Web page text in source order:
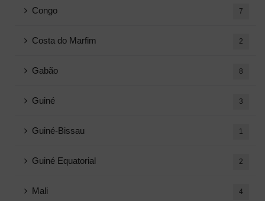
Congo 7
Costa do Marfim 2
Gabão 8
Guiné 3
Guiné-Bissau 1
Guiné Equatorial 2
Mali 4